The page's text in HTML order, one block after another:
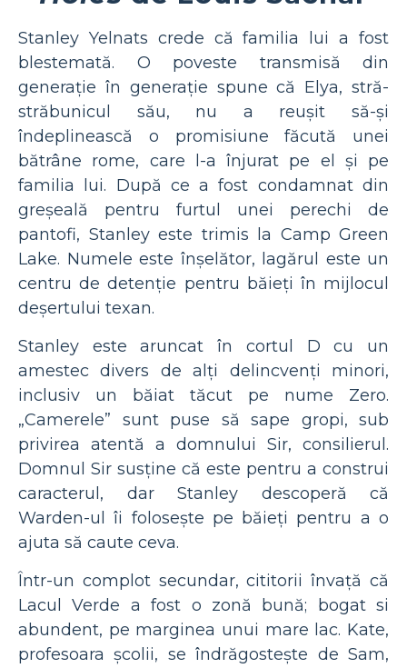
Stanley Yelnats crede că familia lui a fost
blestemată. O poveste transmisă din
generație în generație spune că Elya, stră-
străbunicul său, nu a reușit să-și
îndeplinească o promisiune făcută unei
bătrâne rome, care l-a înjurat pe el și pe
familia lui. După ce a fost condamnat din
greșeală pentru furtul unei perechi de
pantofi, Stanley este trimis la Camp Green
Lake. Numele este înșelător, lagărul este un
centru de detenție pentru băieți în mijlocul
deșertului texan.
Stanley este aruncat în cortul D cu un
amestec divers de alți delincvenți minori,
inclusiv un băiat tăcut pe nume Zero.
„Camerele” sunt puse să sape gropi, sub
privirea atentă a domnului Sir, consilierul.
Domnul Sir susține că este pentru a construi
caracterul, dar Stanley descoperă că
Warden-ul îi folosește pe băieți pentru a o
ajuta să caute ceva.
Într-un complot secundar, cititorii învață că
Lacul Verde a fost o zonă bună; bogat si
abundent, pe marginea unui mare lac. Kate,
profesoara școlii, se îndrăgostește de Sam,